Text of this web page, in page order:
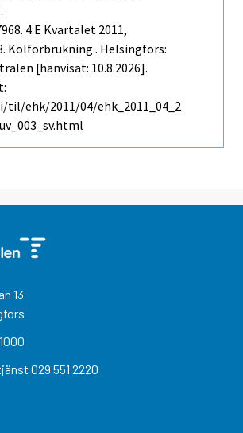
4:e Kvartalet 2011,
Kolförbrukning . Helsingfors:
[hänvisat: 10.8.2026].
ehk/2011/04/ehk_2011_04_2
13
029 551 2220